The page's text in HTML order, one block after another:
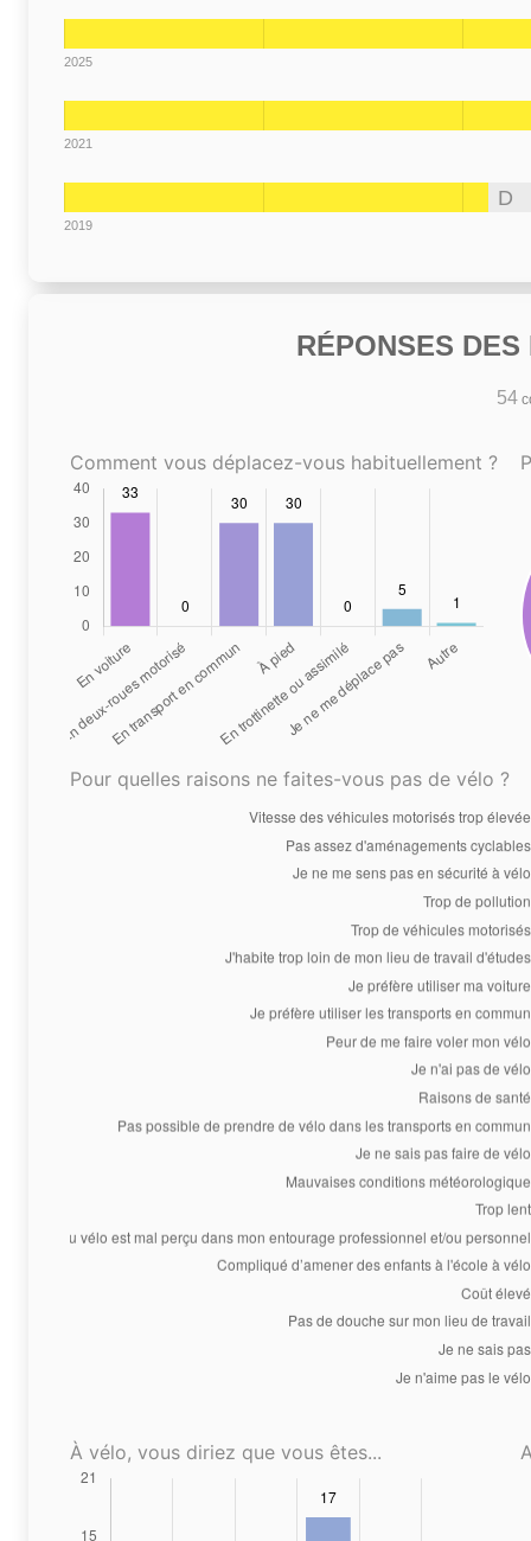
2025
2021
D
2019
RÉPONSES
54
Comment vous déplacez-vous habituellement ?
Pour quelles raisons ne faites-vous pas de vélo ?
À vélo, vous diriez que vous êtes...